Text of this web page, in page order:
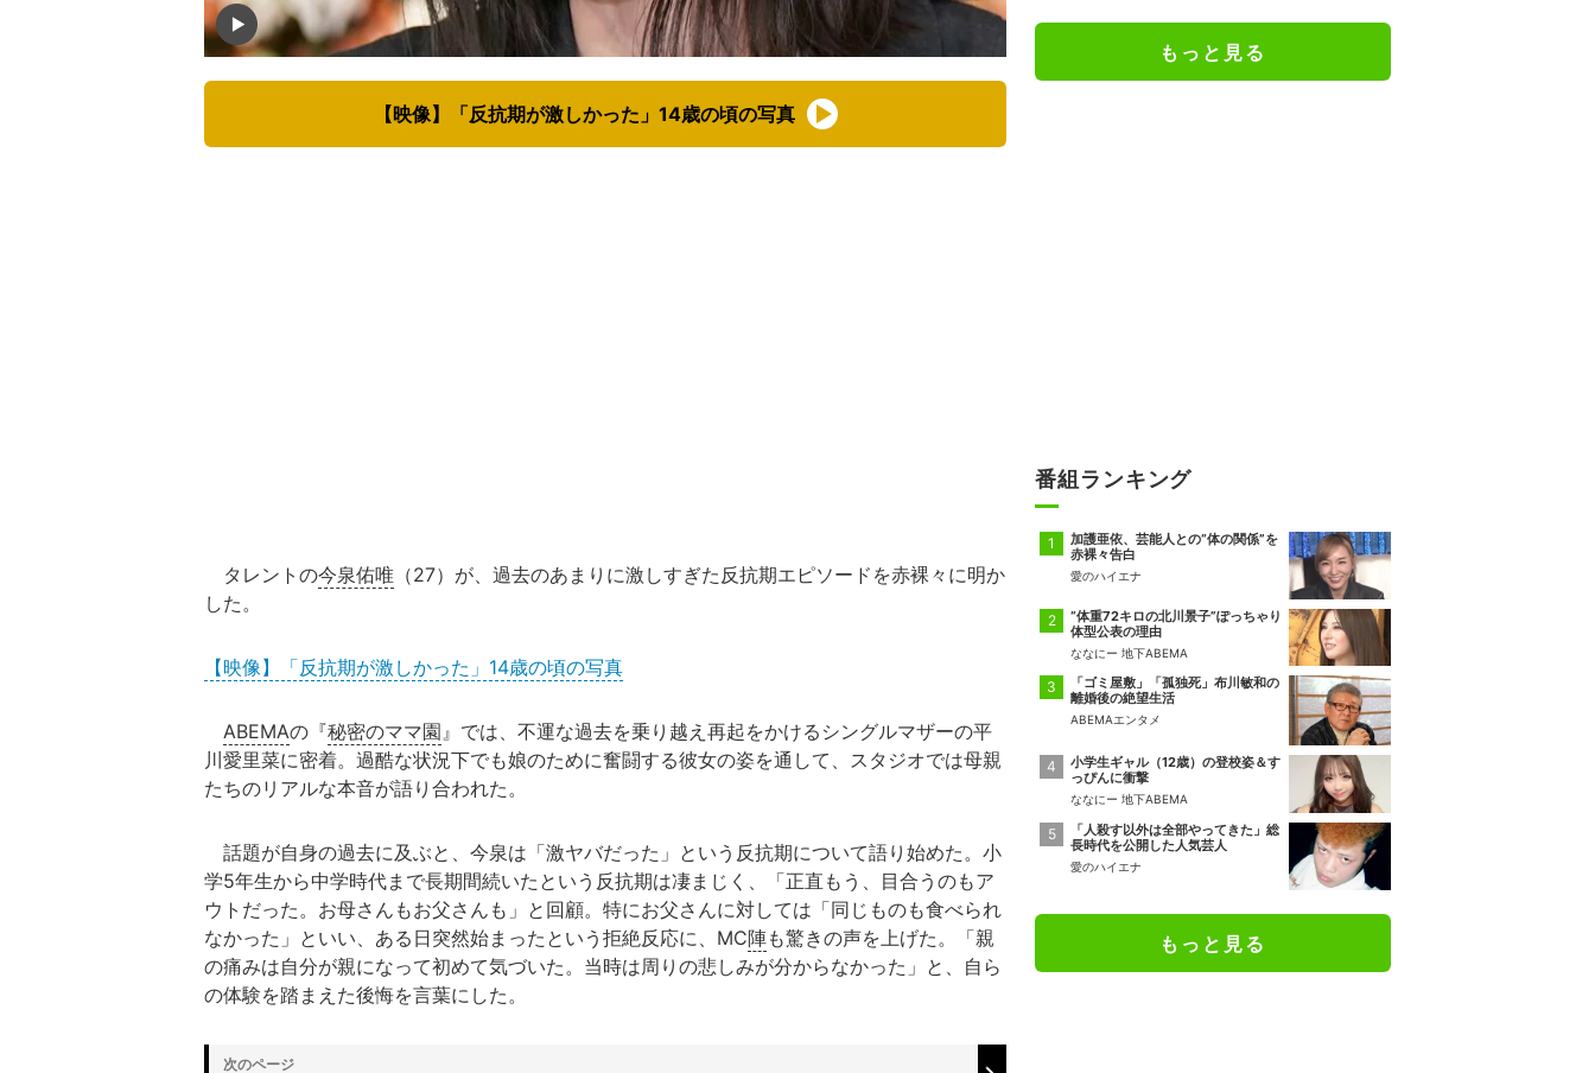
【映像】「反抗期が激しかった」14歳の頃の写真
タレントの今泉佑唯 （27）が、過去のあまりに激しすぎた反抗期エピソードを赤裸々に明か
した。
【映像】「反抗期が激しかった」14歳の頃の写真
ABEMAの『秘密のママ園 』では、不運な過去を乗り越え再起をかけるシングルマザーの平
川愛里菜に密着。過酷な状況下でも娘のために奮闘する彼女の姿を通して、スタジオでは母親
たちのリアルな本音が語り合われた。
話題が自身の過去に及ぶと、今泉は「激ヤバだった」という反抗期について語り始めた。小
学5年生から中学時代まで長期間続いたという反抗期は凄まじく、「正直もう、目合うのもア
ウトだった。お母さんもお父さんも」と回顧。特にお父さんに対しては「同じものも食べられ
なかった」といい、ある日突然始まったという拒絶反応に、MC陣も驚きの声を上げた。「親
の痛みは自分が親になって初めて気づいた。当時は周りの悲しみが分からなかった」と、自ら
の体験を踏まえた後悔を言葉にした。
もっと見る
番組ランキング
加護亜依、芸能人との“体の関係”を
赤裸々告白
愛のハイエナ
“体重72キロの北川景子”ぽっちゃり
体型公表の理由
ななにー 地下ABEMA
「ゴミ屋敷」「孤独死」布川敏和の
離婚後の絶望生活
ABEMAエンタメ
小学生ギャル（12歳）の登校姿＆す
っぴんに衝撃
ななにー 地下ABEMA
「人殺す以外は全部やってきた」総
長時代を公開した人気芸人
愛のハイエナ
もっと見る